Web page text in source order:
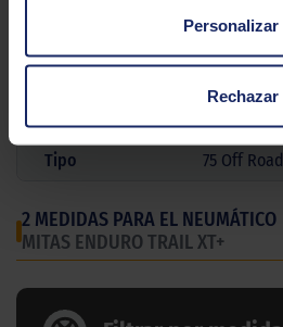
Personalizar
Rechazar
Tipo
75 Off Road
2 MEDIDAS PARA EL NEUMÁTICO
MITAS ENDURO TRAIL XT+